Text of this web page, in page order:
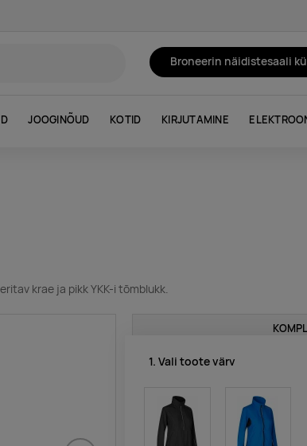
Broneerin näidistesaali
JOOGINÕUD KOTID KIRJUTAMINE
krae ja pikk YKK-i tõmblukk.
1. Vali toote värv